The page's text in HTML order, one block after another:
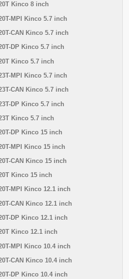
Kinco 8 inch
MPI Kinco 5.7 inch
CAN Kinco 5.7 inch
DP Kinco 5.7 inch
Kinco 5.7 inch
MPI Kinco 5.7 inch
CAN Kinco 5.7 inch
DP Kinco 5.7 inch
Kinco 5.7 inch
DP Kinco 15 inch
MPI Kinco 15 inch
CAN Kinco 15 inch
Kinco 15 inch
MPI Kinco 12.1 inch
CAN Kinco 12.1 inch
DP Kinco 12.1 inch
Kinco 12.1 inch
MPI Kinco 10.4 inch
CAN Kinco 10.4 inch
DP Kinco 10.4 inch